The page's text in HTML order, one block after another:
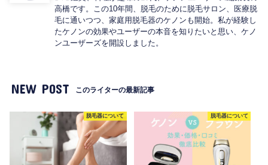
高橋です。この10年間、脱毛のために脱毛サロン、医療脱
毛に通いつつ、家庭用脱毛器のケノンも開始。私が経験し
たケノンの効果やユーザーの本音を知りたいと思い、ケノ
ンユーザーズを開設しました。
NEW POST このライターの最新記事
脱毛器について 脱毛器について